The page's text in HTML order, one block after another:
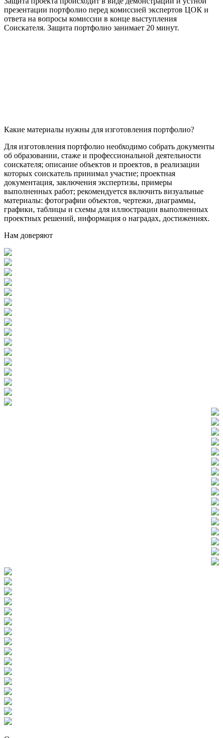
презентации портфолио перед комиссией экспертов ЦОК и
ответа на вопросы комиссии в конце выступления
Соискателя. Защита портфолио занимает 20 минут.
Какие материалы нужны для изготовления портфолио?
Для изготовления портфолио необходимо собрать документы
об образовании, стаже и профессиональной деятельности
соискателя; описание объектов и проектов, в реализации
которых соискатель принимал участие; проектная
документация, заключения экспертизы, примеры
выполненных работ; рекомендуется включить визуальные
материалы: фотографии объектов, чертежи, диаграммы,
графики, таблицы и схемы для иллюстрации выполненных
проектных решений, информация о наградах, достижениях.
Нам доверяют